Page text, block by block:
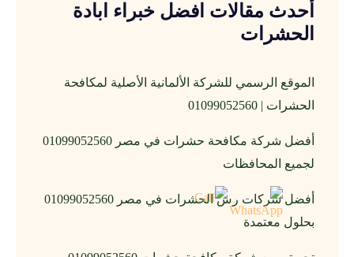
أحدث مقالات افضل خبراء ابادة
الحشرات
الموقع الرسمي للشركة الألمانية الأصلية لمكافحة
الحشرات | 01099052560
أفضل شركة مكافحة حشرات في مصر 01099052560
لجميع المحافظات
أفضل شركات رش الحشرات في مصر 01099052560
بحلول معتمدة